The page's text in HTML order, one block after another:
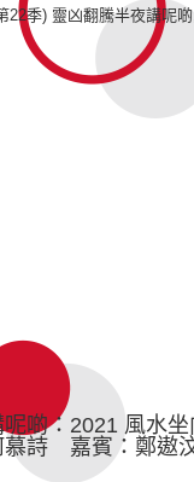
22季) 靈凶翻騰半夜講呢啲
呢啲：2021 風水
詩 嘉賓：鄭遨